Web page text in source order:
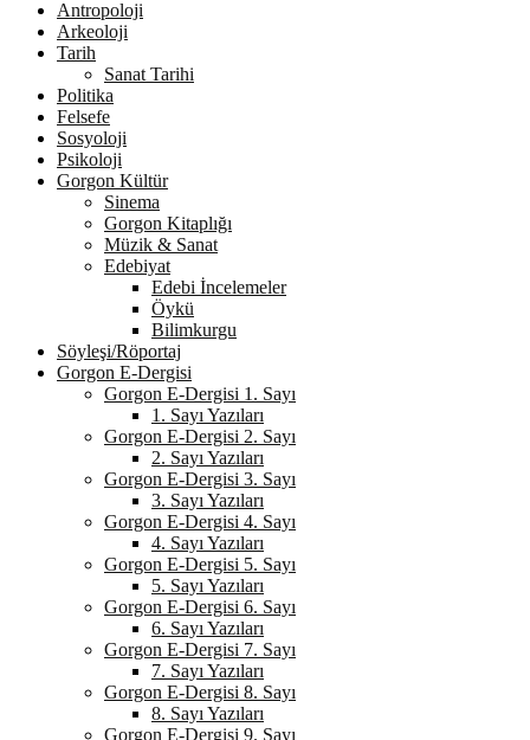
Antropoloji
Arkeoloji
Tarih
Sanat Tarihi
Politika
Felsefe
Sosyoloji
Psikoloji
Gorgon Kültür
Sinema
Gorgon Kitaplığı
Müzik & Sanat
Edebiyat
Edebi İncelemeler
Öykü
Bilimkurgu
Söyleşi/Röportaj
Gorgon E-Dergisi
Gorgon E-Dergisi 1. Sayı
1. Sayı Yazıları
Gorgon E-Dergisi 2. Sayı
2. Sayı Yazıları
Gorgon E-Dergisi 3. Sayı
3. Sayı Yazıları
Gorgon E-Dergisi 4. Sayı
4. Sayı Yazıları
Gorgon E-Dergisi 5. Sayı
5. Sayı Yazıları
Gorgon E-Dergisi 6. Sayı
6. Sayı Yazıları
Gorgon E-Dergisi 7. Sayı
7. Sayı Yazıları
Gorgon E-Dergisi 8. Sayı
8. Sayı Yazıları
Gorgon E-Dergisi 9. Sayı